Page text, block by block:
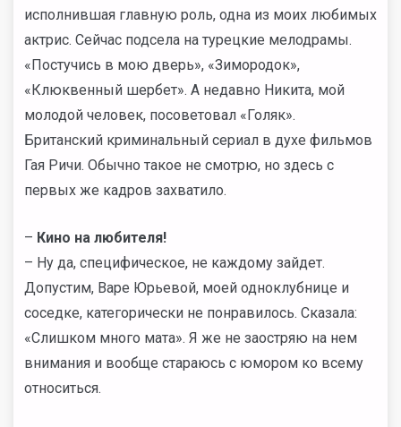
исполнившая главную роль, одна из моих любимых
актрис. Сейчас подсела на турецкие мелодрамы.
«Постучись в мою дверь», «Зимородок»,
«Клюквенный шербет». А недавно Никита, мой
молодой человек, посоветовал «Голяк».
Британский криминальный сериал в духе фильмов
Гая Ричи. Обычно такое не смотрю, но здесь с
первых же кадров захватило.
– Кино на любителя!
– Ну да, специфическое, не каждому зайдет.
Допустим, Варе Юрьевой, моей одноклубнице и
соседке, категорически не понравилось. Сказала:
«Слишком много мата». Я же не заостряю на нем
внимания и вообще стараюсь с юмором ко всему
относиться.